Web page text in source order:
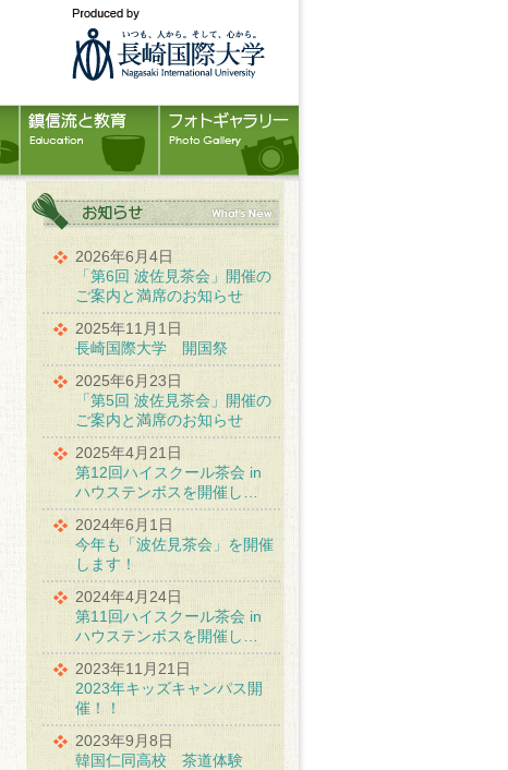
2026年6月4日
「第6回 波佐見茶会」開催の
ご案内と満席のお知らせ
2025年11月1日
長崎国際大学 開国祭
2025年6月23日
「第5回 波佐見茶会」開催の
ご案内と満席のお知らせ
2025年4月21日
第12回ハイスクール茶会 in
ハウステンボスを開催し…
2024年6月1日
今年も「波佐見茶会」を開催
します！
2024年4月24日
第11回ハイスクール茶会 in
ハウステンボスを開催し…
2023年11月21日
2023年キッズキャンパス開
催！！
2023年9月8日
韓国仁同高校 茶道体験